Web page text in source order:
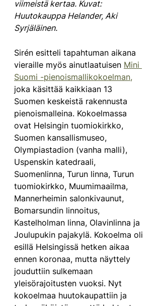
viimeistä kertaa. Kuvat:
Huutokauppa Helander, Aki
Syrjäläinen.
Sirén esitteli tapahtuman aikana
vieraille myös ainutlaatuisen Mini
Suomi -pienoismallikokoelman,
joka käsittää kaikkiaan 13
Suomen keskeistä rakennusta
pienoismalleina. Kokoelmassa
ovat Helsingin tuomiokirkko,
Suomen kansallismuseo,
Olympiastadion (vanha malli),
Uspenskin katedraali,
Suomenlinna, Turun linna, Turun
tuomiokirkko, Muumimaailma,
Mannerheimin salonkivaunut,
Bomarsundin linnoitus,
Kastelholman linna, Olavinlinna ja
Joulupukin pajakylä. Kokoelma oli
esillä Helsingissä hetken aikaa
ennen koronaa, mutta näyttely
jouduttiin sulkemaan
yleisörajoitusten vuoksi. Nyt
kokoelmaa huutokaupattiin ja